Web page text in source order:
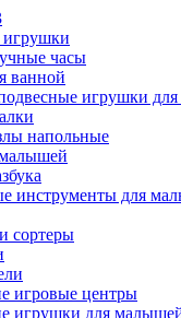
игрушки
часы
ванной
игрушки
напольные
инструменты для
сортеры
игровые центры
игрушки для